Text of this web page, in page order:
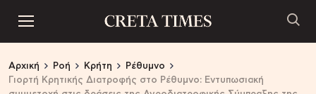
Αρχική Ροή Κρήτη
Ρέθυμνο
Γιορτή Κρητικής Διατροφής στο Ρέθυμνο: Εντυπωσιακή